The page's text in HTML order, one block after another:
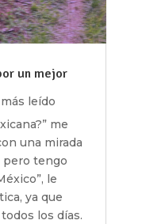
un mejor
leído
me
una mirada
pero tengo
le
ya que
los días.